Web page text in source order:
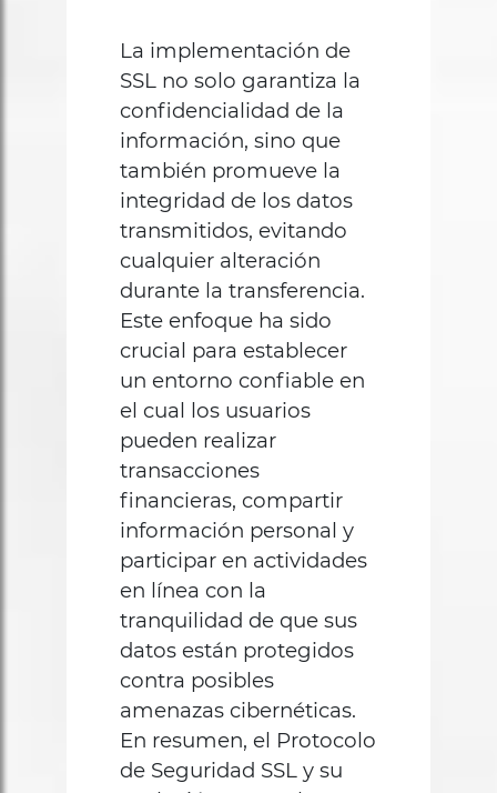
La implementación de
SSL no solo garantiza la
confidencialidad de la
información, sino que
también promueve la
integridad de los datos
transmitidos, evitando
cualquier alteración
durante la transferencia.
Este enfoque ha sido
crucial para establecer
un entorno confiable en
el cual los usuarios
pueden realizar
transacciones
financieras, compartir
información personal y
participar en actividades
en línea con la
tranquilidad de que sus
datos están protegidos
contra posibles
amenazas cibernéticas.
En resumen, el Protocolo
de Seguridad SSL y su